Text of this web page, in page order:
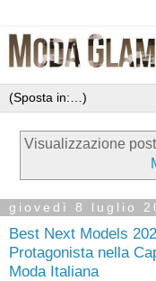
Visualizzazione
giovedì 8 luglio
Best Next Models
Protagonista nella
Moda Italiana